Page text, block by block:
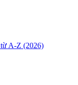
từ A-Z (2026)
Ấn Tượng &